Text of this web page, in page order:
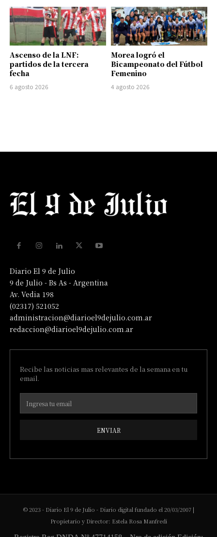
Ascenso de la LNF:
partidos de la tercera
fecha
6 agosto 2026
Morea logró el
Bicampeonato del Fútbol
Femenino
4 agosto 2026
Diario El 9 de Julio
9 de Julio - Bs As - Argentina
Av. Vedia 198
(02317) 521052
administracion@diarioel9dejulio.com.ar
redaccion@diarioel9dejulio.com.ar
Recibe las noticias mas relevantes de la semana en tu
email.
ENVIAR
© 2023 - Diario El 9 de Julio - Diario digital fundado el 20/03/2007 |
Propietario y Director: Estela Rosa Manfredi